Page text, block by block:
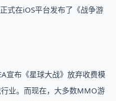
式在iOS平台发布了《战争游
宣布《星球大战》放弃收费模
业。而现在，大多数MMO游